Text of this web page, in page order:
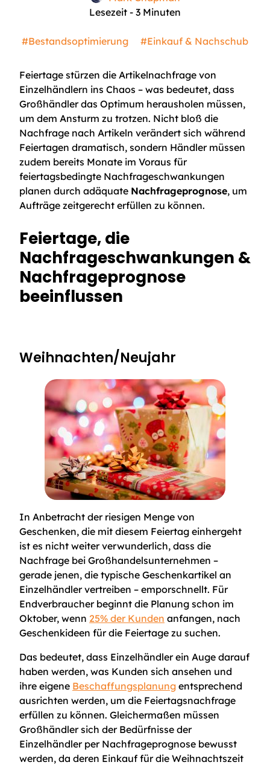
Lesezeit - 3 Minuten
#Bestandsoptimierung #Einkauf & Nachschub
Feiertage stürzen die Artikelnachfrage von
Einzelhändlern ins Chaos – was bedeutet, dass
Großhändler das Optimum herausholen müssen,
um dem Ansturm zu trotzen. Nicht bloß die
Nachfrage nach Artikeln verändert sich während
Feiertagen dramatisch, sondern Händler müssen
zudem bereits Monate im Voraus für
feiertagsbedingte Nachfrageschwankungen
planen durch adäquate Nachfrageprognose, um
Aufträge zeitgerecht erfüllen zu können.
Feiertage, die
Nachfrageschwankungen &
Nachfrageprognose
beeinflussen
Weihnachten/Neujahr
In Anbetracht der riesigen Menge von
Geschenken, die mit diesem Feiertag einhergeht
ist es nicht weiter verwunderlich, dass die
Nachfrage bei Großhandelsunternehmen –
gerade jenen, die typische Geschenkartikel an
Einzelhändler vertreiben – emporschnellt. Für
Endverbraucher beginnt die Planung schon im
Oktober, wenn 25% der Kunden anfangen, nach
Geschenkideen für die Feiertage zu suchen.
Das bedeutet, dass Einzelhändler ein Auge darauf
haben werden, was Kunden sich ansehen und
ihre eigene Beschaffungsplanung entsprechend
ausrichten werden, um die Feiertagsnachfrage
erfüllen zu können. Gleichermaßen müssen
Großhändler sich der Bedürfnisse der
Einzelhändler per Nachfrageprognose bewusst
werden, da deren Einkauf für die Weihnachtszeit